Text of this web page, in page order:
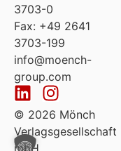
3703-0
Fax: +49 2641
3703-199
info@moench-
group.com
© 2026 Mönch
Verlagsgesellschaft
mbH